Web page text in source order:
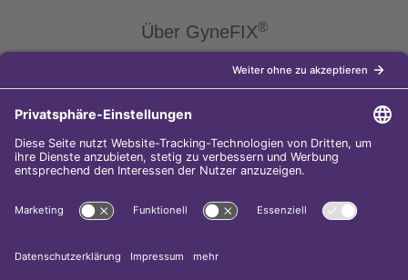
Über GyneFIX®
Die Kupferkette GyneFIX®bietet als Weiterentwicklung der
Kupferspirale Frauen jeden Alters eine moderne Verhütungsmethode
Sie wird wie eine konventionelle Spirale in die Gebärmutterhöhle
eingeführt und sorgt für einen langfristigen und sicheren